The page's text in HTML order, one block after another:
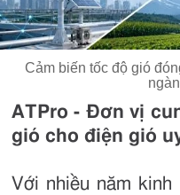
Cảm biến tốc độ gió
ATPro - Đơn vị
gió cho điện gió
Với nhiều năm